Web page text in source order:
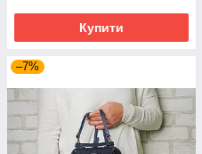
Купити
–7%